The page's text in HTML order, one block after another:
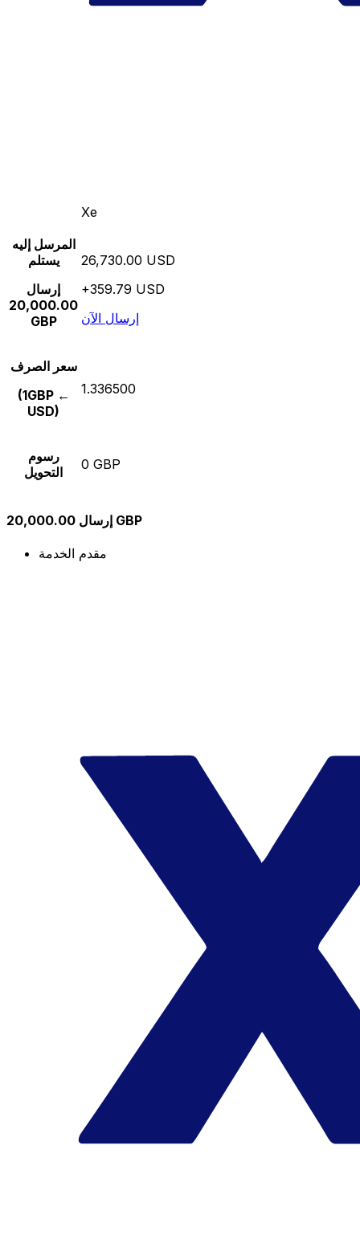
Xe
المرسل إليه
يستلم
إرسال
20,000.00
GBP
26,730.00 USD
+359.79 USD
إرسال الآن
سعر الصرف
(1GBP ←
USD)
1.336500
رسوم
التحويل
0 GBP
إرسال 20,000.00 GBP
مقدم الخدمة